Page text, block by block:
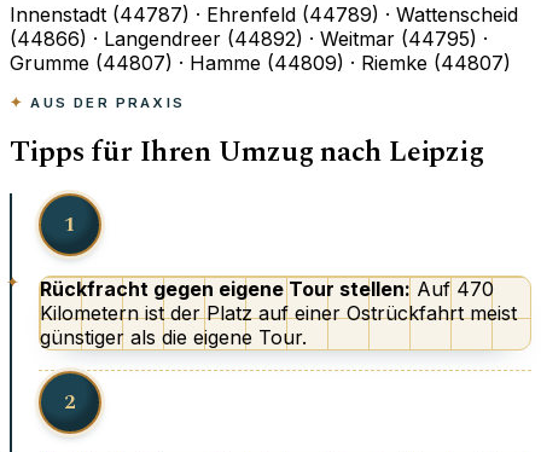
Innenstadt (44787) · Ehrenfeld (44789) · Wattenscheid
(44866) · Langendreer (44892) · Weitmar (44795) ·
Grumme (44807) · Hamme (44809) · Riemke (44807)
AUS DER PRAXIS
Tipps für Ihren Umzug nach Leipzig
1
Rückfracht gegen eigene Tour stellen: Auf 470
Kilometern ist der Platz auf einer Ostrückfahrt meist
günstiger als die eigene Tour.
2